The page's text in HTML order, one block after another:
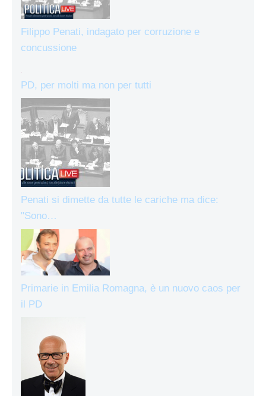
Filippo Penati, indagato per corruzione e
concussione
PD, per molti ma non per tutti
Penati si dimette da tutte le cariche ma dice:
"Sono…
Primarie in Emilia Romagna, è un nuovo caos per
il PD